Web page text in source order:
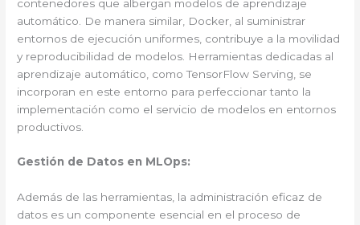
contenedores que albergan modelos de aprendizaje
automático. De manera similar, Docker, al suministrar
entornos de ejecución uniformes, contribuye a la movilidad
y reproducibilidad de modelos. Herramientas dedicadas al
aprendizaje automático, como TensorFlow Serving, se
incorporan en este entorno para perfeccionar tanto la
implementación como el servicio de modelos en entornos
productivos.
Gestión de Datos en MLOps:
Además de las herramientas, la administración eficaz de
datos es un componente esencial en el proceso de